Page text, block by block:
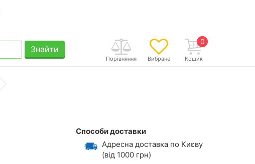
0
Кошик
Вибране
Порівняння
Знайти
Способи доставки
Адресна доставка по Києву
(від 1000 грн)